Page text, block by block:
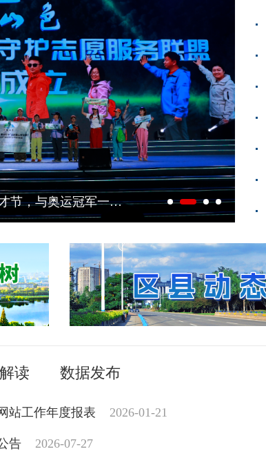
花打卡集锦
读 数据发布
站工作年度报表 2026-01-21
告 2026-07-27